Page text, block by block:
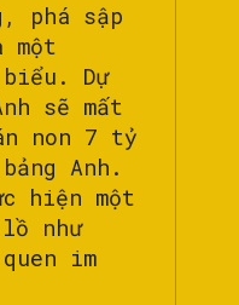
phá sập
một
Dự
sẽ mất
non 7 tỷ
Anh.
hiện một
như
im